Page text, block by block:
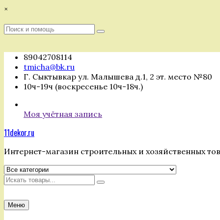
Перейти
содержимому
×
Поиск
Поиск
89042708114
tmicha@bk.ru
Г. Сыктывкар ул. Малышева д.1, 2 эт. место №80
10ч-19ч (воскресенье 10ч-18ч.)
Моя учётная запись
11dekor.ru
Интернет-магазин строительных и хозяйственных
Искать
Меню